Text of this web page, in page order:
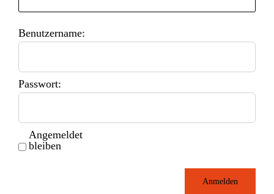
Benutzername:
Passwort:
Angemeldet
bleiben
Anmelden